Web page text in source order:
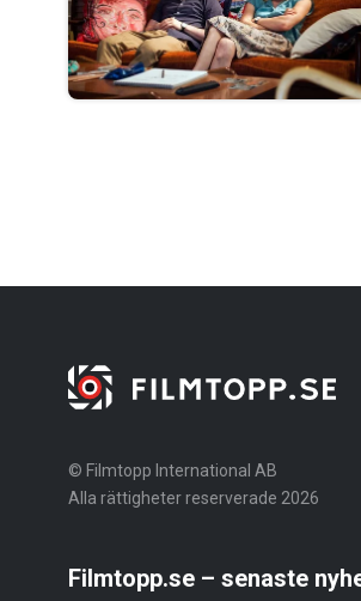
© Filmtopp International AB
Alla rättigheter reserverade 2026
Filmtopp.se – senaste